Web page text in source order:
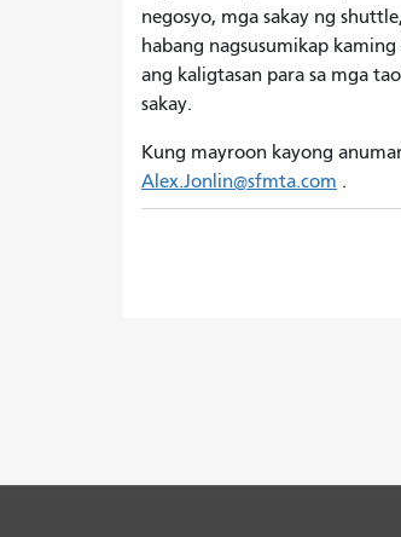
negosyo, mga sakay ng
habang nagsusumikap
ang kaligtasan para sa mga
sakay.
Kung mayroon kayong
Alex.Jonlin@sfmta.com .